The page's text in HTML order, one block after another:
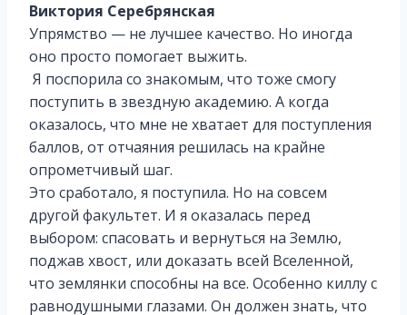
Виктория Серебрянская
Упрямство — не лучшее качество. Но иногда
оно просто помогает выжить.
Я поспорила со знакомым, что тоже смогу
поступить в звездную академию. А когда
оказалось, что мне не хватает для поступления
баллов, от отчаяния решилась на крайне
опрометчивый шаг.
Это сработало, я поступила. Но на совсем
другой факультет. И я оказалась перед
выбором: спасовать и вернуться на Землю,
поджав хвост, или доказать всей Вселенной,
что землянки способны на все. Особенно киллу с
равнодушными глазами. Он должен знать, что